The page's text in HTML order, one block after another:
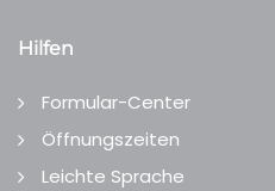
Hilfen
Formular-Center
Öffnungszeiten
Leichte Sprache